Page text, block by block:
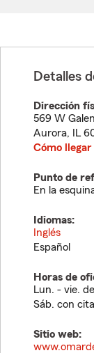
Detalles
Dirección
569 W
Aurora, IL
Cómo llegar
Punto de
En la
Idiomas:
Inglés
Español
Horas de
Lun. - vie.
Sáb. con
Sitio web: